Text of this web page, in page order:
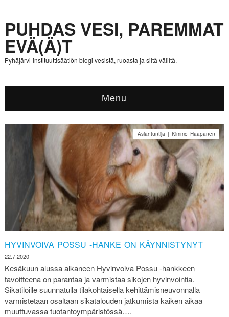
PUHDAS VESI, PAREMMAT
EVÄ(Ä)T
Pyhäjärvi-instituuttisäätiön blogi vesistä, ruoasta ja siltä väliltä.
Menu
HYVINVOIVA POSSU -HANKE ON KÄYNNISTYNYT
22.7.2020
Asiantuntija | Kimmo Haapanen
Kesäkuun alussa alkaneen Hyvinvoiva Possu -hankkeen
tavoitteena on parantaa ja varmistaa sikojen hyvinvointia.
Sikatiloille suunnatulla tilakohtaisella kehittämisneuvonnalla
varmistetaan osaltaan sikatalouden jatkumista kaiken aikaa
muuttuvassa tuotantoympäristössä….